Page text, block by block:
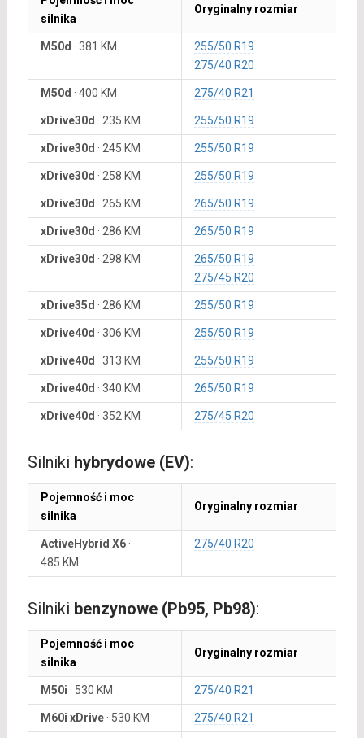
silnika
Oryginalny rozmiar
M50d · 381 KM
255/50 R19
275/40 R20
M50d · 400 KM 275/40 R21
xDrive30d · 235 KM 255/50 R19
xDrive30d · 245 KM 255/50 R19
xDrive30d · 258 KM 255/50 R19
xDrive30d · 265 KM 265/50 R19
xDrive30d · 286 KM 265/50 R19
xDrive30d · 298 KM
265/50 R19
275/45 R20
xDrive35d · 286 KM 255/50 R19
xDrive40d · 306 KM 255/50 R19
xDrive40d · 313 KM 255/50 R19
xDrive40d · 340 KM 265/50 R19
xDrive40d · 352 KM 275/45 R20
Silniki hybrydowe (EV):
Pojemność i moc
silnika
Oryginalny rozmiar
ActiveHybrid X6·
485 KM
275/40 R20
Silniki benzynowe (Pb95, Pb98):
Pojemność i moc
silnika
Oryginalny rozmiar
M50i · 530 KM 275/40 R21
M60i xDrive· 530 KM 275/40 R21